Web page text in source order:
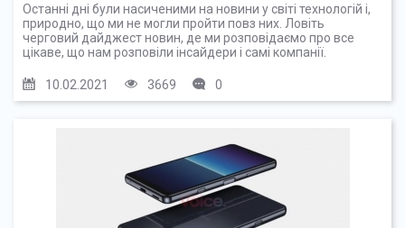
Останні дні були насиченими на новини у світі технологій і,
природно, що ми не могли пройти повз них. Ловіть
черговий дайджест новин, де ми розповідаємо про все
цікаве, що нам розповіли інсайдери і самі компанії.
10.02.2021 3669 0